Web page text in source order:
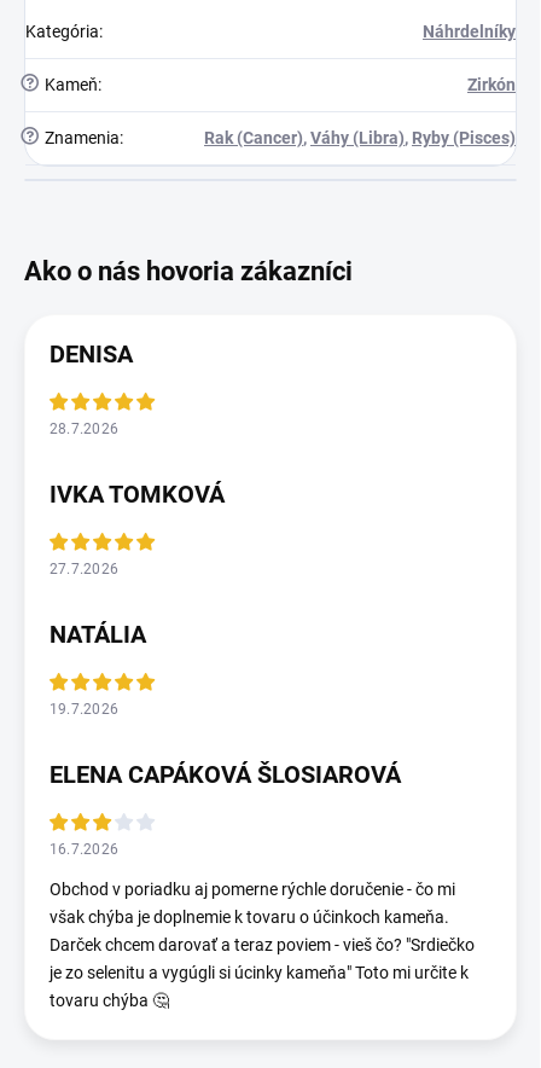
Kategória: Náhrdelníky
? Kameň: Zirkón
? Znamenia: Rak (Cancer),Váhy (Libra), Ryby (Pisces)
DENISA
28.7.2026
IVKA TOMKOVÁ
27.7.2026
NATÁLIA
19.7.2026
ELENA CAPÁKOVÁ ŠLOSIAROVÁ
16.7.2026
Obchod v poriadku aj pomerne rýchle doručenie - čo mi
však chýba je doplnemie k tovaru o účinkoch kameňa.
Darček chcem darovať a teraz poviem - vieš čo? "Srdiečko
je zo selenitu a vygúgli si úcinky kameňa" Toto mi určite k
tovaru chýba 🤔